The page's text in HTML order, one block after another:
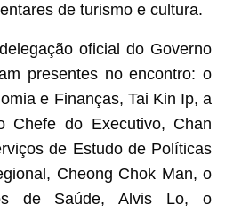
de turismo e cultura.
oficial do Governo
presentes no encontro: o
e Finanças, Tai Kin Ip, a
Chefe do Executivo, Chan
de Estudo de Políticas
Cheong Chok Man, o
de Saúde, Alvis Lo, o